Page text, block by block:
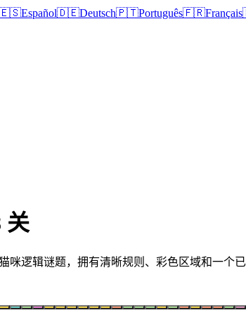
Español🇩🇪Deutsch🇵🇹Português🇫🇷Français
关
咪逻辑谜题，拥有清晰规则、彩色区域和一个已